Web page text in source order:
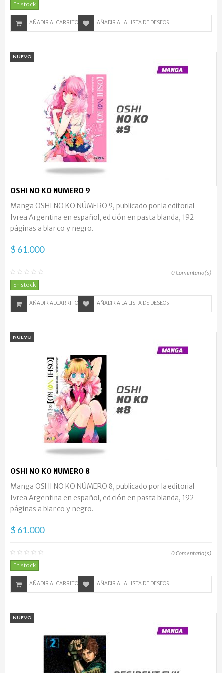
En stock
AÑADIR AL CARRITO AÑADIR A LA LISTA DE DESEOS
NUEVO
OSHI NO KO NUMERO 9
Manga OSHI NO KO NÚMERO 9, publicado por la editorial
Ivrea Argentina en español, edición en pasta blanda, 192
páginas a blanco y negro.
$ 61.000
0Comentario(s)
En stock
AÑADIR AL CARRITO AÑADIR A LA LISTA DE DESEOS
NUEVO
OSHI NO KO NUMERO 8
Manga OSHI NO KO NÚMERO 8, publicado por la editorial
Ivrea Argentina en español, edición en pasta blanda, 192
páginas a blanco y negro.
$ 61.000
0Comentario(s)
En stock
AÑADIR AL CARRITO AÑADIR A LA LISTA DE DESEOS
NUEVO